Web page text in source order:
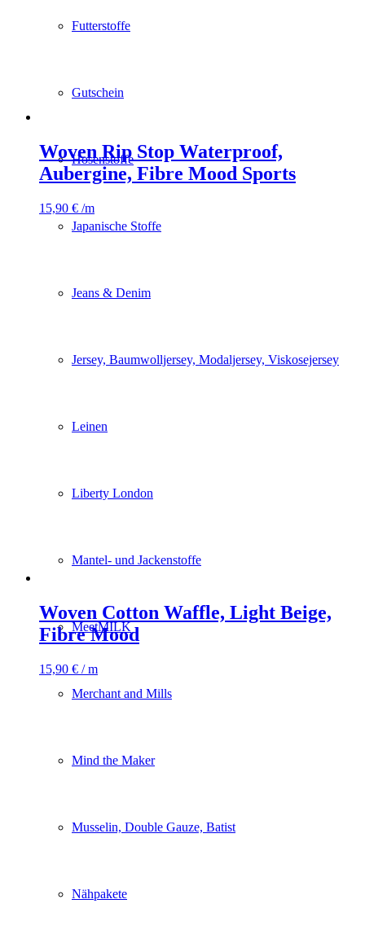
Futterstoffe
Gutschein
Hosenstoffe
Japanische Stoffe
Jeans & Denim
Jersey, Baumwolljersey, Modaljersey, Viskosejersey
Leinen
Liberty London
Mantel- und Jackenstoffe
MeetMILK
Merchant and Mills
Mind the Maker
Musselin, Double Gauze, Batist
Nähpakete
Woven Rip Stop Waterproof,
Aubergine, Fibre Mood Sports
15,90 € /m
Woven Cotton Waffle, Light Beige,
Fibre Mood
15,90 € / m